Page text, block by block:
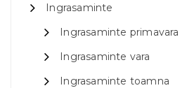
Ingrasaminte
Ingrasaminte primavara
Ingrasaminte vara
Ingrasaminte toamna